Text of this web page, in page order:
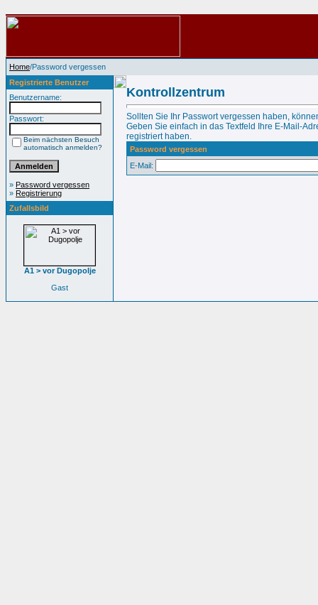
Home/Password vergessen
Registrierte Benutzer
Benutzername:
Passwort:
Beim nächsten Besuch
automatisch anmelden?
» Password vergessen
» Registrierung
Zufallsbild
A1 > vor Dugopolje
Gast
Kontrollzentrum
Sollten Sie Ihr Passwort vergessen haben,
Geben Sie einfach in das Textfeld Ihre E-Mail-
registriert haben.
Password vergessen
E-Mail: